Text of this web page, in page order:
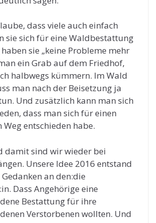
dass viele auch einfach
sie sich für eine Waldbestattung
sie „keine Probleme mehr
ein Grab auf dem Friedhof,
halbwegs kümmern. Im Wald
man nach der Beisetzung ja
Und zusätzlich kann man sich
dass man sich für einen
Weg entschieden habe.
damit sind wir wieder bei
Unsere Idee 2016 entstand
an den:die
Dass Angehörige eine
Bestattung für ihre
Verstorbenen wollten. Und